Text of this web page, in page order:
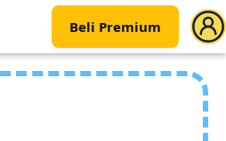
Beli Premium